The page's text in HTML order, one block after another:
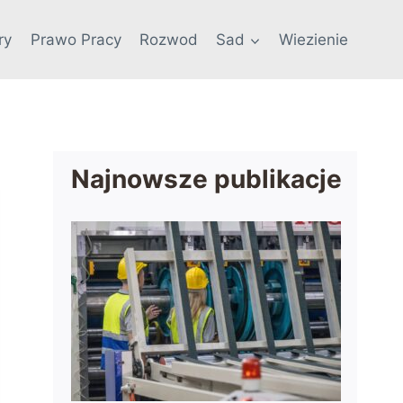
Prawo Pracy Rozwod Sad Wiezienie
Najnowsze publikacje